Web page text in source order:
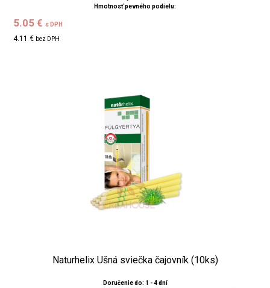
Hmotnosť pevného podielu:
5.05 € s DPH
4.11 € bez DPH
Naturhelix Ušná sviečka čajovník (10ks)
Doručenie do: 1 - 4 dní